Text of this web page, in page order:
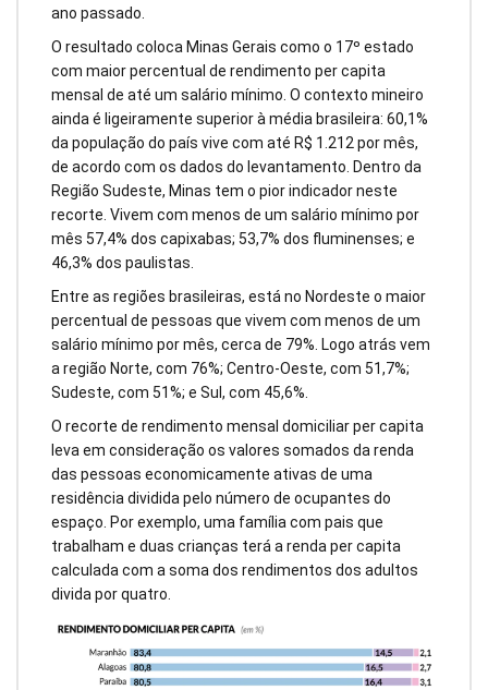
ano passado.
O resultado coloca Minas Gerais como o 17º estado
com maior percentual de rendimento per capita
mensal de até um salário mínimo. O contexto mineiro
ainda é ligeiramente superior à média brasileira: 60,1%
da população do país vive com até R$ 1.212 por mês,
de acordo com os dados do levantamento. Dentro da
Região Sudeste, Minas tem o pior indicador neste
recorte. Vivem com menos de um salário mínimo por
mês 57,4% dos capixabas; 53,7% dos fluminenses; e
46,3% dos paulistas.
Entre as regiões brasileiras, está no Nordeste o maior
percentual de pessoas que vivem com menos de um
salário mínimo por mês, cerca de 79%. Logo atrás vem
a região Norte, com 76%; Centro-Oeste, com 51,7%;
Sudeste, com 51%; e Sul, com 45,6%.
O recorte de rendimento mensal domiciliar per capita
leva em consideração os valores somados da renda
das pessoas economicamente ativas de uma
residência dividida pelo número de ocupantes do
espaço. Por exemplo, uma família com pais que
trabalham e duas crianças terá a renda per capita
calculada com a soma dos rendimentos dos adultos
divida por quatro.